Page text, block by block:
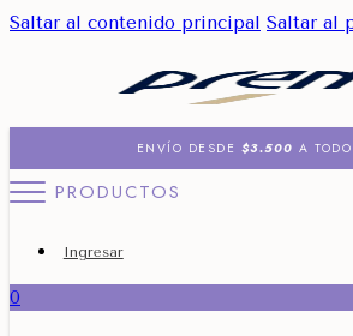
Saltar al contenido principal Saltar al
ENVÍO DESDE $3.500 A
PRODUCTOS
Ingresar
0